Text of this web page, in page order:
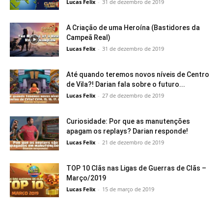
Lucas Felix - 31 de dezembro de 2019
A Criação de uma Heroína (Bastidores da
Campeã Real)
Lucas Felix - 31 de dezembro de 2019
Até quando teremos novos níveis de Centro
de Vila?! Darian fala sobre o futuro...
Lucas Felix - 27 de dezembro de 2019
Curiosidade: Por que as manutenções
apagam os replays? Darian responde!
Lucas Felix - 21 de dezembro de 2019
TOP 10 Clãs nas Ligas de Guerras de Clãs –
Março/2019
Lucas Felix - 15 de março de 2019